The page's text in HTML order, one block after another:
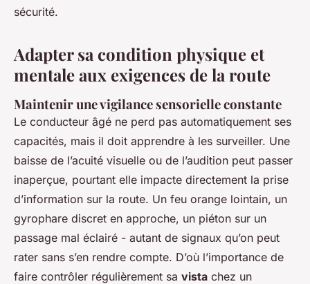
sécurité.
Adapter sa condition physique et
mentale aux exigences de la route
Maintenir une vigilance sensorielle constante
Le conducteur âgé ne perd pas automatiquement ses
capacités, mais il doit apprendre à les surveiller. Une
baisse de l’acuité visuelle ou de l’audition peut passer
inaperçue, pourtant elle impacte directement la prise
d’information sur la route. Un feu orange lointain, un
gyrophare discret en approche, un piéton sur un
passage mal éclairé - autant de signaux qu’on peut
rater sans s’en rendre compte. D’où l’importance de
faire contrôler régulièrement sa vista chez un